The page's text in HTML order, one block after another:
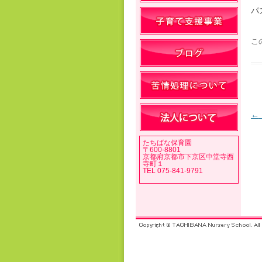
パ
こ
←
たちばな保育園
〒600-8801
京都府京都市下京区中堂寺西
寺町１
TEL 075-841-9791